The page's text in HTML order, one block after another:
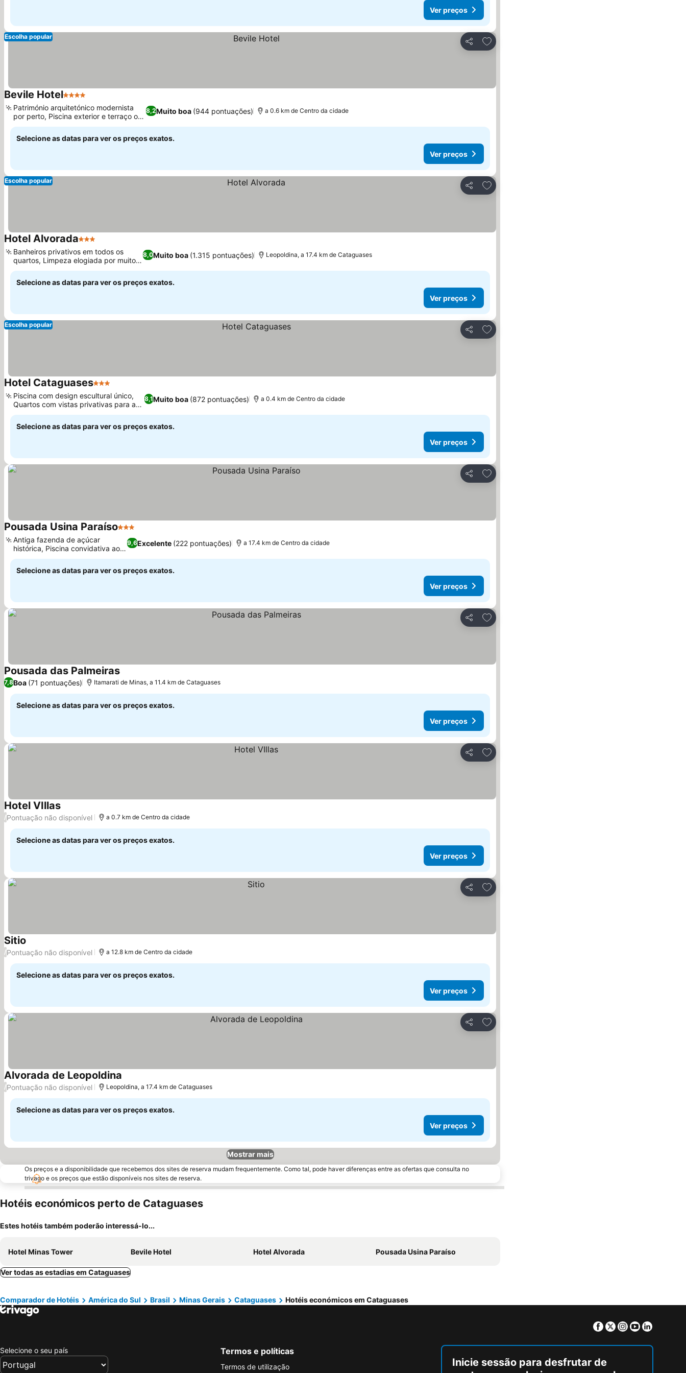
Ver preços
Partilhar
Adicionar aos favoritos
Escolha popular
Bevile Hotel4 Estrelas
8,2Muito boa (944 pontuações)
Património arquitetónico modernista
por perto, Piscina exterior e terraço o
ano todo
a 0.6 km de Centro da cidade
Selecione as datas para ver os preços exatos.
Ver preços
Partilhar
Adicionar aos favoritos
Escolha popular
Hotel Alvorada3 Estrelas
8,0Muito boa (1.315 pontuações)
Banheiros privativos em todos os
quartos, Limpeza elogiada por muitos
hóspedes
Leopoldina, a 17.4 km de Cataguases
Selecione as datas para ver os preços exatos.
Ver preços
Partilhar
Adicionar aos favoritos
Escolha popular
Hotel Cataguases3 Estrelas
8,1Muito boa (872 pontuações)
Piscina com design escultural único,
Quartos com vistas privativas para a
piscina
a 0.4 km de Centro da cidade
Selecione as datas para ver os preços exatos.
Ver preços
Partilhar
Adicionar aos favoritos
Pousada Usina Paraíso3 Estrelas
9,6Excelente (222 pontuações)
Antiga fazenda de açúcar
histórica, Piscina convidativa ao
ar livre
a 17.4 km de Centro da cidade
Selecione as datas para ver os preços exatos.
Ver preços
Partilhar
Adicionar aos favoritos
Pousada das Palmeiras
7,8Boa (71 pontuações) Itamarati de Minas, a 11.4 km de Cataguases
Selecione as datas para ver os preços exatos.
Ver preços
Partilhar
Adicionar aos favoritos
Hotel VIllas
/Pontuação não disponível a 0.7 km de Centro da cidade
Selecione as datas para ver os preços exatos.
Ver preços
Partilhar
Adicionar aos favoritos
Sitio
/Pontuação não disponível a 12.8 km de Centro da cidade
Selecione as datas para ver os preços exatos.
Ver preços
Partilhar
Adicionar aos favoritos
Alvorada de Leopoldina
/Pontuação não disponível Leopoldina, a 17.4 km de Cataguases
Selecione as datas para ver os preços exatos.
Ver preços
Mostrar mais
Os preços e a disponibilidade que recebemos dos sites de reserva mudam frequentemente. Como tal, pode haver diferenças entre as ofertas que consulta no
trivago e os preços que estão disponíveis nos sites de reserva.
Hotéis económicos perto de Cataguases
Estes hotéis também poderão interessá-lo...
Hotel Minas Tower Bevile Hotel Hotel Alvorada Pousada Usina Paraíso
Ver todas as estadias em Cataguases
Comparador de Hotéis América do Sul Brasil Minas Gerais Cataguases Hotéis económicos em Cataguases
Facebook
TwitterInstagram
Youtube
Selecione o seu país Termos e políticas
Termos de utilização
Inicie sessão para desfrutar de